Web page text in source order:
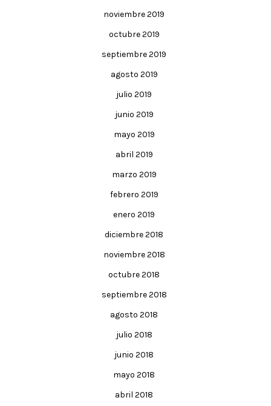
noviembre 2019
octubre 2019
septiembre 2019
agosto 2019
julio 2019
junio 2019
mayo 2019
abril 2019
marzo 2019
febrero 2019
enero 2019
diciembre 2018
noviembre 2018
octubre 2018
septiembre 2018
agosto 2018
julio 2018
junio 2018
mayo 2018
abril 2018